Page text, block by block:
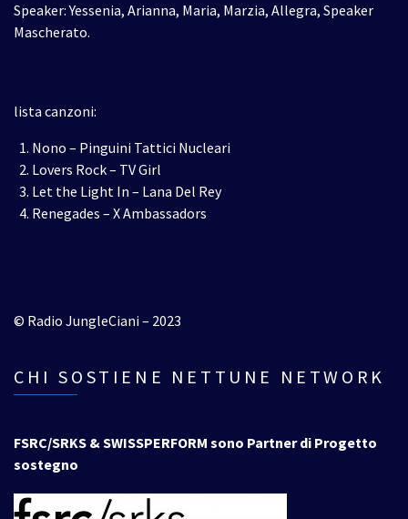
Speaker: Yessenia, Arianna, Maria, Marzia, Allegra, Speaker
Mascherato.
lista canzoni:
Nono – Pinguini Tattici Nucleari
Lovers Rock – TV Girl
Let the Light In – Lana Del Rey
Renegades – X Ambassadors
© Radio JungleCiani – 2023
CHI SOSTIENE NETTUNE NETWORK
FSRC/SRKS & SWISSPERFORM sono Partner di Progetto
sostegno